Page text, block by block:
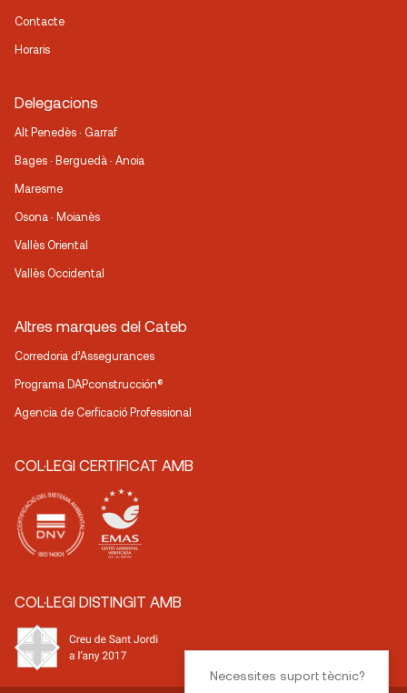
Contacte
Horaris
Delegacions
Alt Penedès · Garraf
Bages · Berguedà · Anoia
Maresme
Osona · Moianès
Vallès Oriental
Vallès Occidental
Altres marques del Cateb
Corredoria d’Assegurances
Programa DAPconstrucción®
Agencia de Cerficació Professional
COL·LEGI CERTIFICAT AMB
COL·LEGI DISTINGIT AMB
Necessites suport tècnic?